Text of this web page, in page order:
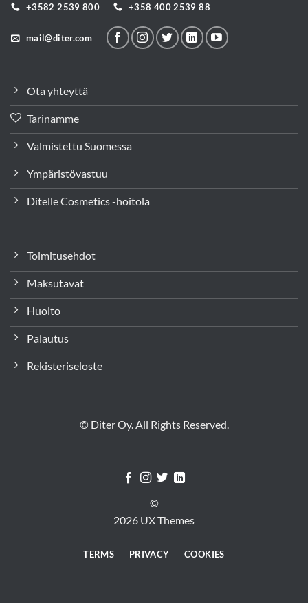
+3582 2539 800 +358 400 2539 88
mail@diter.com
Ota yhteyttä
Tarinamme
Valmistettu Suomessa
Ympäristövastuu
Ditelle Cosmetics -hoitola
Toimitusehdot
Maksutavat
Huolto
Palautus
Rekisteriseloste
© Diter Oy. All Rights Reserved.
©
2026 UX Themes
TERMS PRIVACY COOKIES